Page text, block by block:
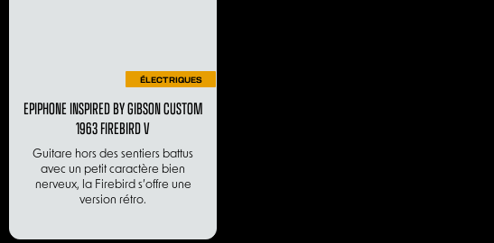
ÉLECTRIQUES
EPIPHONE INSPIRED BY GIBSON CUSTOM
1963 FIREBIRD V
Guitare hors des sentiers battus
avec un petit caractère bien
nerveux, la Firebird s’offre une
version rétro.